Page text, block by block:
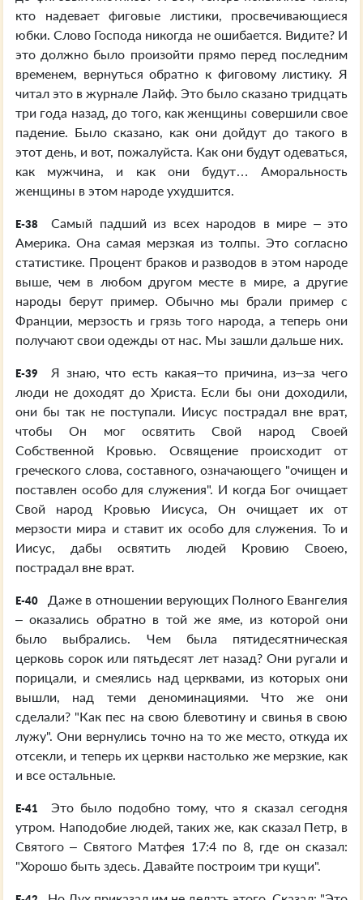
кто надевает фиговые листики, просвечивающиеся
юбки. Слово Господа никогда не ошибается. Видите? И
это должно было произойти прямо перед последним
временем, вернуться обратно к фиговому листику. Я
читал это в журнале Лайф. Это было сказано тридцать
три года назад, до того, как женщины совершили свое
падение. Было сказано, как они дойдут до такого в
этот день, и вот, пожалуйста. Как они будут одеваться,
как мужчина, и как они будут… Аморальность
женщины в этом народе ухудшится.
E-38
Самый падший из всех народов в мире – это
Америка. Она самая мерзкая из толпы. Это согласно
статистике. Процент браков и разводов в этом народе
выше, чем в любом другом месте в мире, а другие
народы берут пример. Обычно мы брали пример с
Франции, мерзость и грязь того народа, а теперь они
получают свои одежды от нас. Мы зашли дальше них.
E-39
Я знаю, что есть какая–то причина, из–за чего
люди не доходят до Христа. Если бы они доходили,
они бы так не поступали. Иисус пострадал вне врат,
чтобы Он мог освятить Свой народ Своей
Собственной Кровью. Освящение происходит от
греческого слова, составного, означающего "очищен и
поставлен особо для служения". И когда Бог очищает
Свой народ Кровью Иисуса, Он очищает их от
мерзости мира и ставит их особо для служения. То и
Иисус, дабы освятить людей Кровию Своею,
пострадал вне врат.
E-40
Даже в отношении верующих Полного Евангелия
– оказались обратно в той же яме, из которой они
было выбрались. Чем была пятидесятническая
церковь сорок или пятьдесят лет назад? Они ругали и
порицали, и смеялись над церквами, из которых они
вышли, над теми деноминациями. Что же они
сделали? "Как пес на свою блевотину и свинья в свою
лужу". Они вернулись точно на то же место, откуда их
отсекли, и теперь их церкви настолько же мерзкие, как
и все остальные.
E-41
Это было подобно тому, что я сказал сегодня
утром. Наподобие людей, таких же, как сказал Петр, в
Святого – Святого Матфея 17:4 по 8, где он сказал:
"Хорошо быть здесь. Давайте построим три кущи".